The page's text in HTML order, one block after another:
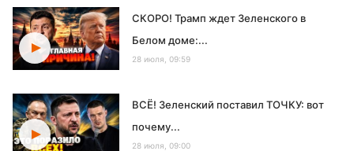
СКОРО! Трамп ждет Зеленского в
Белом доме:...
28 июля, 09:59
ВСЁ! Зеленский поставил ТОЧКУ: вот
почему...
28 июля, 09:00